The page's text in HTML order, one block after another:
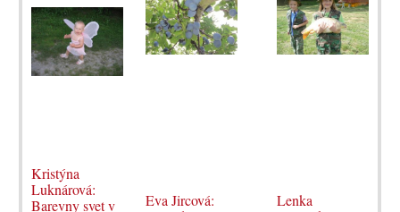
Kristýna
Luknárová:
Barevny svet v
Eva Jircová:
Lenka